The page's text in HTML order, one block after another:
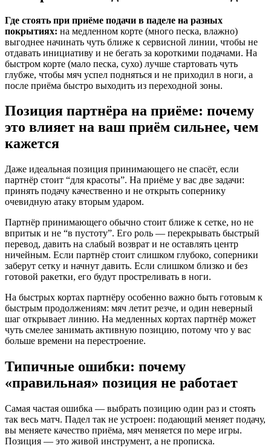
Где стоять при приёме подачи в паделе на разных
покрытиях: на медленном корте (много песка, влажно)
выгоднее начинать чуть ближе к сервисной линии, чтобы не
отдавать инициативу и не бегать за короткими подачами. На
быстром корте (мало песка, сухо) лучше стартовать чуть
глубже, чтобы мяч успел подняться и не приходил в ноги, а
после приёма быстро выходить из переходной зоны.
Позиция партнёра на приёме: почему
это влияет на ваш приём сильнее, чем
кажется
Даже идеальная позиция принимающего не спасёт, если
партнёр стоит “для красоты”. На приёме у вас две задачи:
принять подачу качественно и не открыть сопернику
очевидную атаку вторым ударом.
Партнёр принимающего обычно стоит ближе к сетке, но не
впритык и не “в пустоту”. Его роль — перекрывать быстрый
перевод, давить на слабый возврат и не оставлять центр
ничейным. Если партнёр стоит слишком глубоко, соперники
заберут сетку и начнут давить. Если слишком близко и без
готовой ракетки, его будут простреливать в ноги.
На быстрых кортах партнёру особенно важно быть готовым к
быстрым продолжениям: мяч летит резче, и один неверный
шаг открывает линию. На медленных кортах партнёр может
чуть смелее занимать активную позицию, потому что у вас
больше времени на перестроение.
Типичные ошибки: почему
«правильная» позиция не работает
Самая частая ошибка — выбрать позицию один раз и стоять
так весь матч. Падел так не устроен: подающий меняет подачу,
вы меняете качество приёма, мяч меняется по мере игры.
Позиция — это живой инструмент, а не прописка.